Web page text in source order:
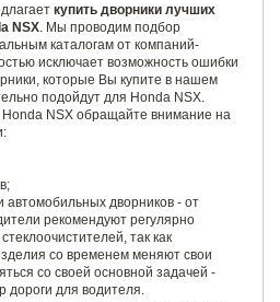
купить дворники лучших
NSX. Мы проводим подбор
каталогам от компаний-
исключает возможность ошибки
которые Вы купите в нашем
подойдут для Honda NSX.
NSX обращайте внимание на
автомобильных дворников - от
рекомендуют регулярно
так как
со временем меняют свои
со своей основной задачей -
дороги для водителя.